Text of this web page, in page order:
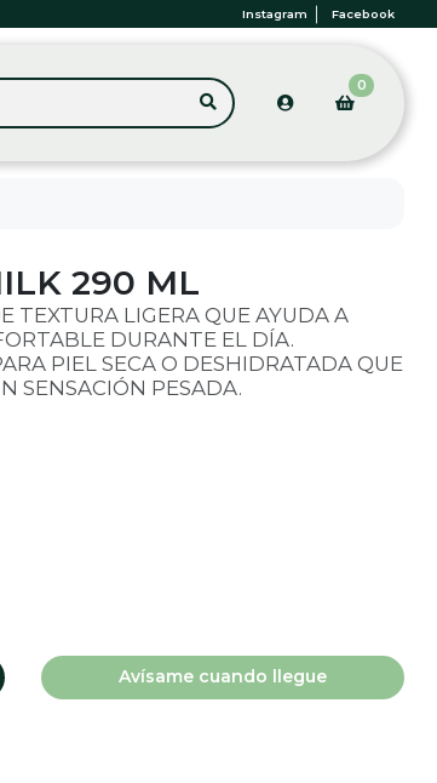
Instagram Facebook
0
290 ML
TEXTURA LIGERA QUE AYUDA A
DURANTE EL DÍA.
PIEL SECA O DESHIDRATADA QUE
SENSACIÓN PESADA.
Avísame cuando llegue